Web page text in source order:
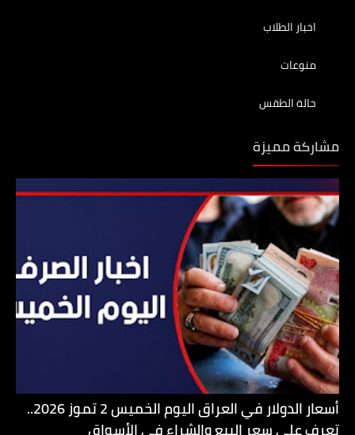
اخبار الطلاب
منوعات
حالة الطقس
مشاركة مميزة
أسعار الدولار في العراق اليوم الخميس 2 تموز 2026..
تعرف على سعر البيع والشراء في الأسواق